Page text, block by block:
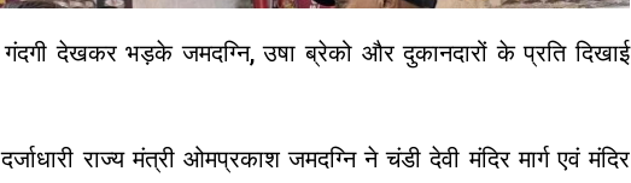
देखकर भड़के जमदग्नि, उषा ब्रेको और दुकानदारों के प्रति दिखाई
राज्य मंत्री ओमप्रकाश जमदग्नि ने चंडी देवी मंदिर मार्ग एवं मंदिर